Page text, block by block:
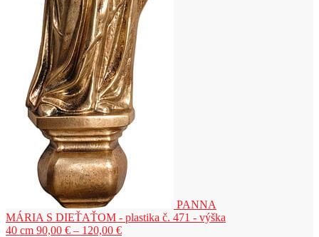
PANNA
MÁRIA S DIEŤAŤOM - plastika č. 471 - výška
40 cm 90,00 € – 120,00 €Price